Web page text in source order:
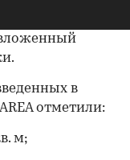
в
отметили:
м;